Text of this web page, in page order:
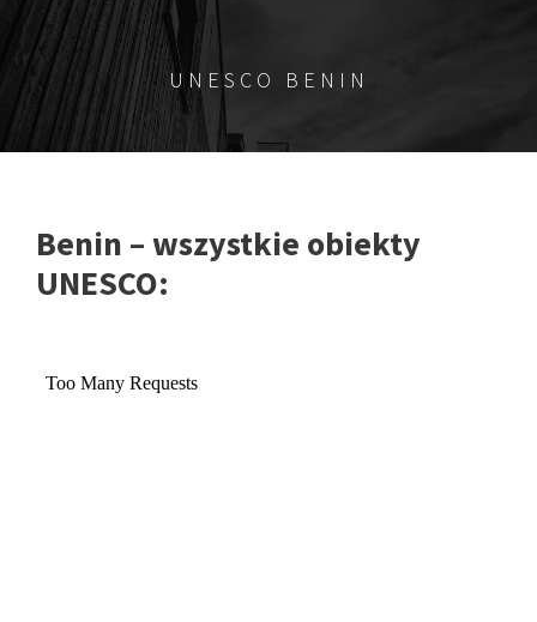
UNESCO BENIN
Benin – wszystkie obiekty
UNESCO: